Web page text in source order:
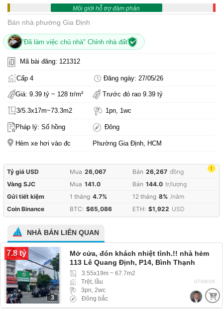
Môi giới hỗ trợ đàm phán
Bán nhà phường Gia Định
"Đã làm việc chủ nhà" Chỉnh nhà đất
Mã bài đăng: 121312
Cấp 4 Đăng ngày: 27/05/26
Giá: 9.39 tỷ ~ 128 tr/m² Trước đó rao 9.39 tỷ
3/5.3x17m~73.3m2 1pn, 1wc
Pháp lý: Sổ hồng Đông
Hẻm xe hơi vào đc Phường Gia Định, HCM
!
Tỷ giá USD Mua 26,067 Bán 26,267 đồng
Vàng SJC
Mua 141.0 Bán 144.0 tr/lượng
Gửi tiết kiệm
1 tháng 4.7% 12 tháng 8% /năm
Coin Binance
BTC: $65,086 ETH: $1,922 USD
NHÀ BÁN LIÊN QUAN
7.8 tỷ
3
Mở cửa, đón khách nhiệt tình.!! nhà hẻm
113 Lê Quang Định, P14, Bình Thạnh
(Phường Bình Thạnh) hẻm ba gác
3.55x19m ~ 67.7m2
Trệt, lầu
3pn, 2wc
Đông bắc
07/08/26